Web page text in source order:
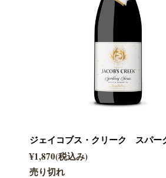
ジェイコブス・クリーク スパー
¥1,870(税込み)
売り切れ